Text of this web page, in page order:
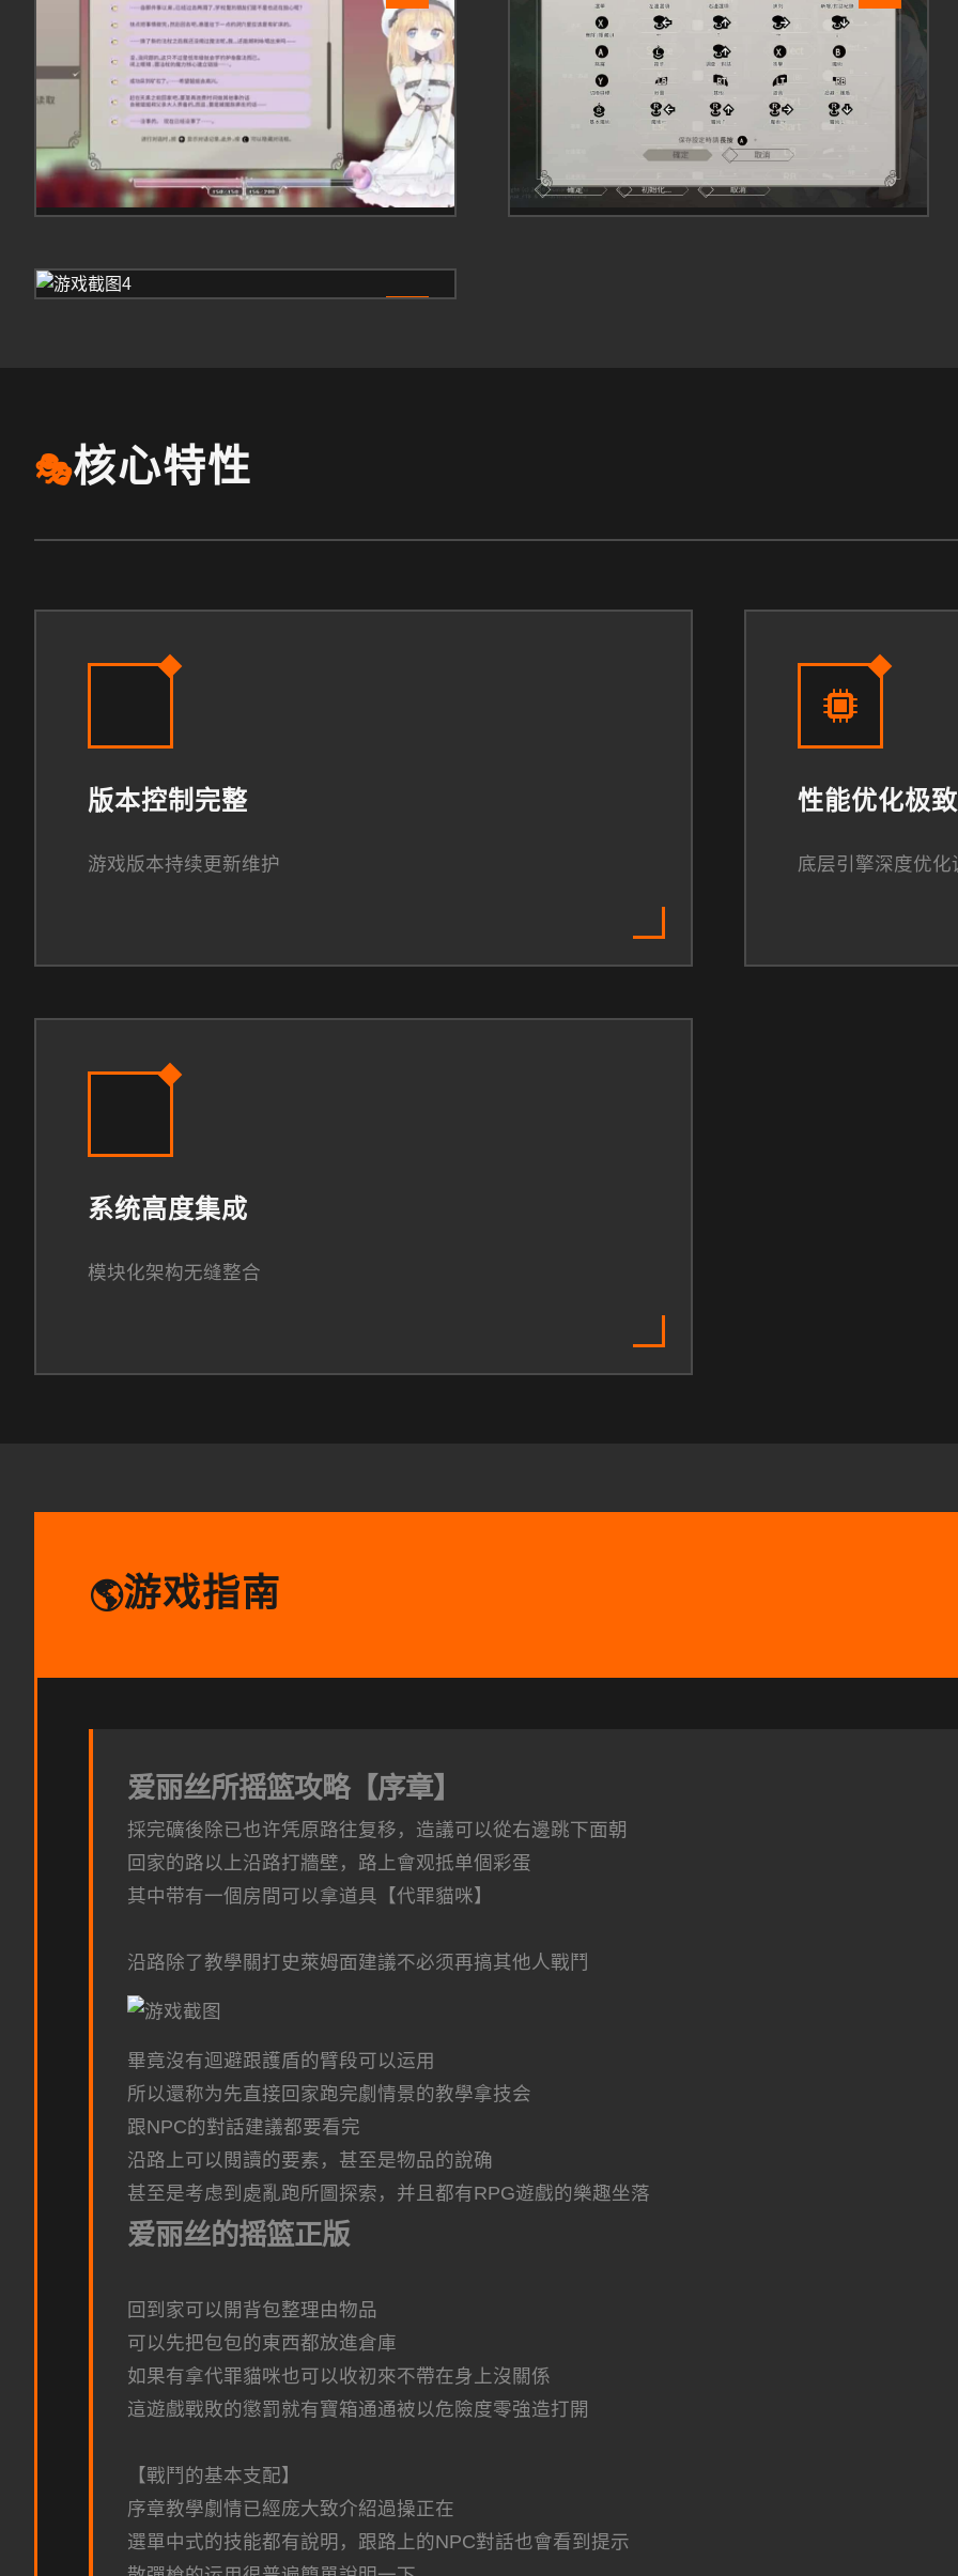
🎭核心特性
版本控制完整
游戏版本持续更新维护
性能优化极致
底层引擎深度优化
系统高度集成
模块化架构无缝整合
🌎游戏指南
爱丽丝所摇篮攻略【序章】
採完礦後除已也许凭原路往复移，造議可以從右邊跳下面朝
回家的路以上沿路打牆壁，路上會观抵单個彩蛋
其中带有一個房間可以拿道具【代罪貓咪】
沿路除了教學關打史萊姆面建議不必须再搞其他人戰鬥
畢竟沒有迴避跟護盾的臂段可以运用
所以還称为先直接回家跑完劇情景的教學拿技会
跟NPC的對話建議都要看完
沿路上可以閱讀的要素，甚至是物品的說确
甚至是考虑到處亂跑所圖探索，并且都有RPG遊戲的樂趣坐落
爱丽丝的摇篮正版
回到家可以開背包整理由物品
可以先把包包的東西都放進倉庫
如果有拿代罪貓咪也可以收初來不帶在身上沒關係
這遊戲戰敗的懲罰就有寶箱通通被以危險度零強造打開
【戰鬥的基本支配】
序章教學劇情已經庞大致介紹過操正在
選單中式的技能都有說明，跟路上的NPC對話也會看到提示